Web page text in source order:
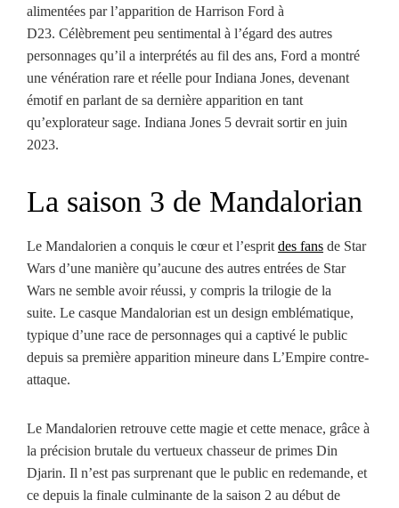
alimentées par l’apparition de Harrison Ford à
D23. Célèbrement peu sentimental à l’égard des autres
personnages qu’il a interprétés au fil des ans, Ford a montré
une vénération rare et réelle pour Indiana Jones, devenant
émotif en parlant de sa dernière apparition en tant
qu’explorateur sage. Indiana Jones 5 devrait sortir en juin
2023.
La saison 3 de Mandalorian
Le Mandalorien a conquis le cœur et l’esprit des fans de Star
Wars d’une manière qu’aucune des autres entrées de Star
Wars ne semble avoir réussi, y compris la trilogie de la
suite. Le casque Mandalorian est un design emblématique,
typique d’une race de personnages qui a captivé le public
depuis sa première apparition mineure dans L’Empire contre-
attaque.
Le Mandalorien retrouve cette magie et cette menace, grâce à
la précision brutale du vertueux chasseur de primes Din
Djarin. Il n’est pas surprenant que le public en redemande, et
ce depuis la finale culminante de la saison 2 au début de